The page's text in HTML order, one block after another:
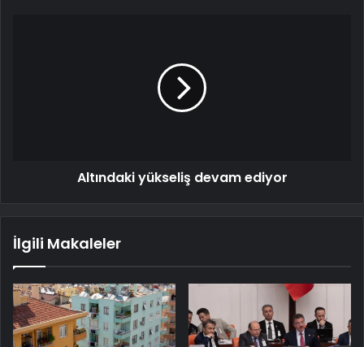
Altındaki yükseliş devam ediyor
İlgili Makaleler